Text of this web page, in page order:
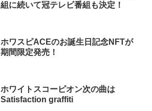
組に続いて冠テレビ番組も決定！
ホワスピACEのお誕生日記念NFTが
期間限定発売！
ホワイトスコーピオン次の曲は
Satisfaction graffiti